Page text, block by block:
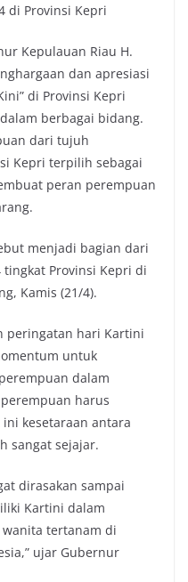
di Provinsi Kepri
Kepulauan Riau H.
dan apresiasi
di Provinsi Kepri
berbagai bidang.
dari tujuh
Kepri terpilih sebagai
peran perempuan
menjadi bagian dari
Provinsi Kepri di
Kamis (21/4).
peringatan hari Kartini
untuk
dalam
harus
kesetaraan antara
sangat sejajar.
dirasakan sampai
Kartini dalam
tertanam di
ujar Gubernur